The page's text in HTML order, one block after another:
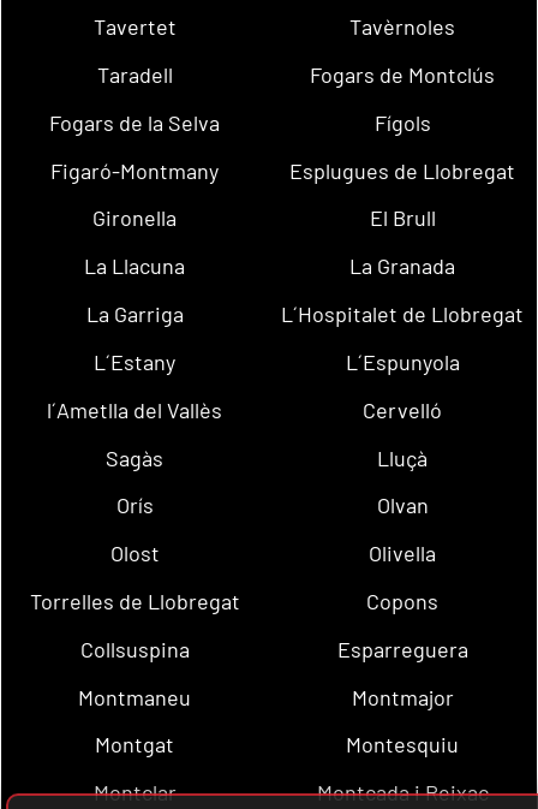
Tavertet
Tavèrnoles
Taradell
Fogars de Montclús
Fogars de la Selva
Fígols
Figaró-Montmany
Esplugues de Llobregat
Gironella
El Brull
La Llacuna
La Granada
La Garriga
L´Hospitalet de Llobregat
L´Estany
L´Espunyola
l´Ametlla del Vallès
Cervelló
Sagàs
Lluçà
Orís
Olvan
Olost
Olivella
Torrelles de Llobregat
Copons
Collsuspina
Esparreguera
Montmaneu
Montmajor
Montgat
Montesquiu
Montclar
Montcada i Reixac